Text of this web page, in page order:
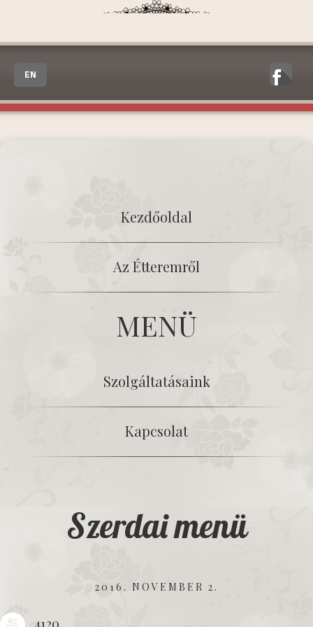
EN
Kezdőoldal
Az Étteremről
MENÜ
Szolgáltatásaink
Kapcsolat
Szerdai menü
2016. NOVEMBER 2.
4120